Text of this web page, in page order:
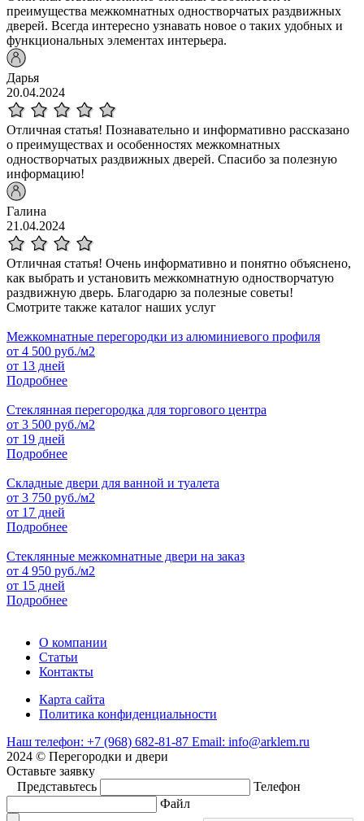
преимущества межкомнатных одностворчатых раздвижных
дверей. Всегда интересно узнавать новое о таких удобных и
функциональных элементах интерьера.
Дарья
20.04.2024
Отличная статья! Познавательно и информативно рассказано
о преимуществах и особенностях межкомнатных
одностворчатых раздвижных дверей. Спасибо за полезную
информацию!
Галина
21.04.2024
Отличная статья! Очень информативно и понятно объяснено,
как выбрать и установить межкомнатную одностворчатую
раздвижную дверь. Благодарю за полезные советы!
Смотрите также каталог наших услуг
Межкомнатные перегородки из алюминиевого профиля
от 4 500 руб./м2
от 13 дней
Подробнее
Стеклянная перегородка для торгового центра
от 3 500 руб./м2
от 19 дней
Подробнее
Складные двери для ванной и туалета
от 3 750 руб./м2
от 17 дней
Подробнее
Стеклянные межкомнатные двери на заказ
от 4 950 руб./м2
от 15 дней
Подробнее
О компании
Статьи
Контакты
Карта сайта
Политика конфиденциальности
Наш телефон: +7 (968) 682-81-87 Email: info@arklem.ru
2024 © Перегородки и двери
Оставьте заявку
Представьтесь
Телефон
Файл